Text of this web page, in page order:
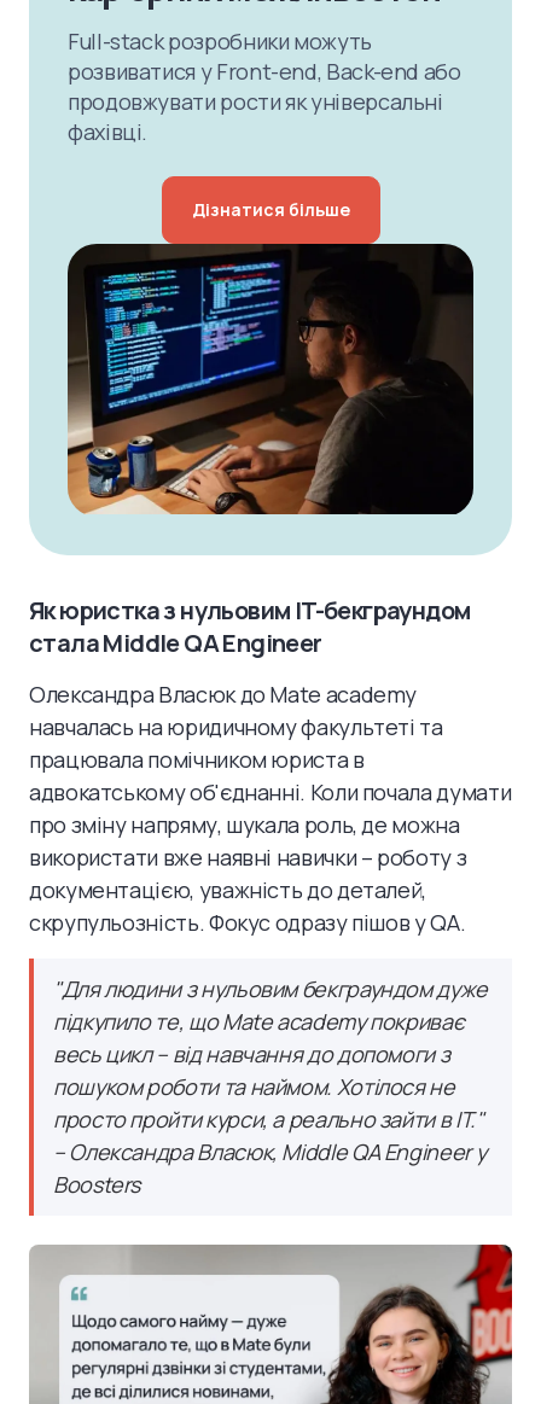
Full-stack розробники можуть
розвиватися у Front-end, Back-end або
продовжувати рости як універсальні
фахівці.
Дізнатися більше
Як юристка з нульовим IT-бекграундом
стала Middle QA Engineer
Олександра Власюк до Mate academy
навчалась на юридичному факультеті та
працювала помічником юриста в
адвокатському об'єднанні. Коли почала думати
про зміну напряму, шукала роль, де можна
використати вже наявні навички – роботу з
документацією, уважність до деталей,
скрупульозність. Фокус одразу пішов у QA.
"Для людини з нульовим бекграундом дуже
підкупило те, що Mate academy покриває
весь цикл – від навчання до допомоги з
пошуком роботи та наймом. Хотілося не
просто пройти курси, а реально зайти в IT."
– Олександра Власюк, Middle QA Engineer у
Boosters